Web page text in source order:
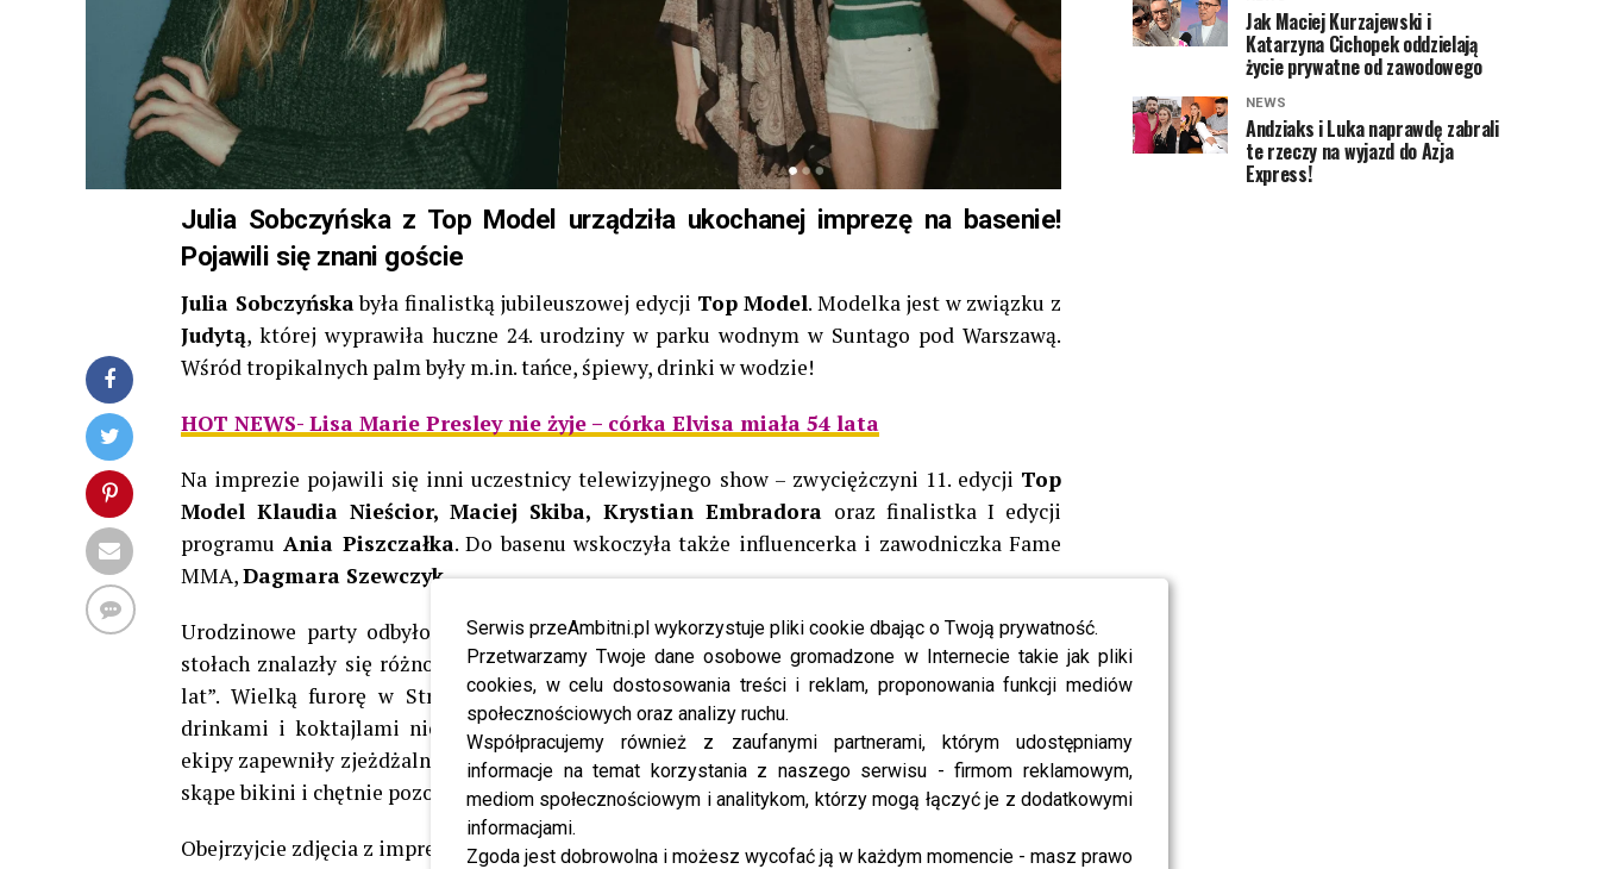
Serwis przeAmbitni.pl wykorzystuje pliki cookie dbając o Twoją prywatność.
Przetwarzamy Twoje dane osobowe gromadzone w Internecie takie jak pliki
cookies, w celu dostosowania treści i reklam, proponowania funkcji mediów
społecznościowych oraz analizy ruchu.
Współpracujemy również z zaufanymi partnerami, którym udostępniamy
informacje na temat korzystania z naszego serwisu - firmom reklamowym,
mediom społecznościowym i analitykom, którzy mogą łączyć je z dodatkowymi
informacjami.
Zgoda jest dobrowolna i możesz wycofać ją w każdym momencie - masz prawo
Julia Sobczyńska z Top Model urządziła ukochanej imprezę na basenie!
Pojawili się znani goście
Julia Sobczyńskabyła finalistką jubileuszowej edycji Top Model. Modelka jest w związku z
Judytą, której wyprawiła huczne 24. urodziny w parku wodnym w Suntago pod Warszawą.
Wśród tropikalnych palm były m.in. tańce, śpiewy, drinki w wodzie!
HOT NEWS- Lisa Marie Presley nie żyje – córka Elvisa miała 54 lata
Na imprezie pojawili się inni uczestnicy telewizyjnego show – zwyciężczyni 11. edycji Top
Model Klaudia Nieścior, Maciej Skiba, Krystian Embradora oraz finalistka I edycji
programu Ania Piszczałka. Do basenu wskoczyła także influencerka i zawodniczka Fame
MMA,Dagmara Szewczyk.
Urodzinowe party odbyło się w VIP Roomie, specjalnie udekorowanym na tę okazję.Na
stołach znalazły się różnorodne przekąski, szampan, a przy torcie odśpiewano głośne “Sto
lat”. Wielką furorę w Strefie Relaksu zrobił bar w wodzie. Goście delektowali się tam
drinkami i koktajlami nie wychodząc z basenu. Adrenalinę i odjazdową zabawę dla całej
ekipy zapewniły zjeżdżalnie, gdzie nie zabrakło pisku dziewczyn.Top Modelki
postawiły na
skąpe bikini i chętnie pozowały do zdjęć.
Obejrzyjcie zdjęcia z imprezy!
Jak Maciej Kurzajewski i
Katarzyna Cichopek oddzielają
życie prywatne od zawodowego
NEWS
Andziaks i Luka naprawdę zabrali
te rzeczy na wyjazd do Azja
Express!